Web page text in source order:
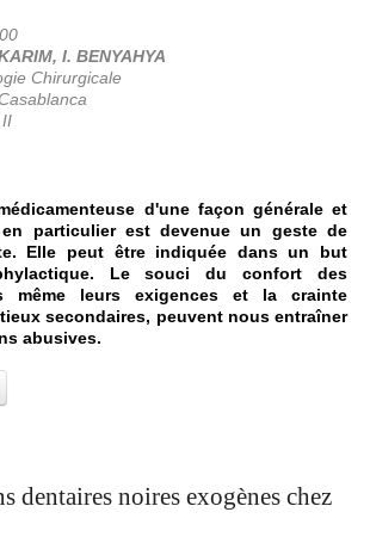
I. BENYAHYA
Chirurgicale
d'une façon générale et
en particulier est devenue un geste de
Elle peut être indiquée dans un but
Le souci du confort des
même leurs exigences et la crainte
secondaires, peuvent nous entraîner
abusives.
dentaires noires exogènes chez